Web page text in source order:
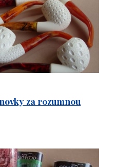
za rozumnou